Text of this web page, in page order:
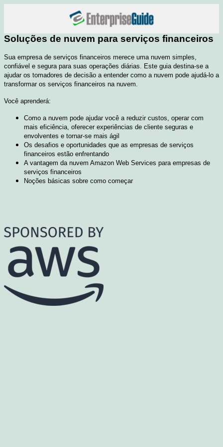
Soluções de nuvem para serviços financeiros
Sua empresa de serviços financeiros merece uma nuvem simples,
confiável e segura para suas operações diárias. Este guia destina-se a
ajudar os tomadores de decisão a entender como a nuvem pode ajudá-lo a
transformar os serviços financeiros na nuvem.
Você aprenderá:
Como a nuvem pode ajudar você a reduzir custos, operar com
mais eficiência, oferecer experiências de cliente seguras e
envolventes e tornar-se mais ágil
Os desafios e oportunidades que as empresas de serviços
financeiros estão enfrentando
A vantagem da nuvem Amazon Web Services para empresas de
serviços financeiros
Noções básicas sobre como começar